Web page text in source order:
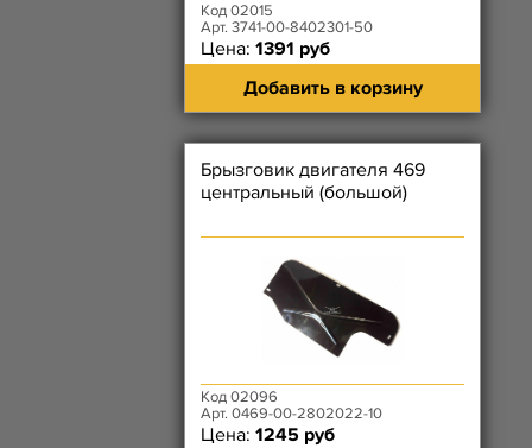
Код 02015
Арт. 3741-00-8402301-50
Цена: 1391 руб
Добавить в корзину
Брызговик двигателя 469
центральный (большой)
Код 02096
Арт. 0469-00-2802022-10
Цена: 1245 руб